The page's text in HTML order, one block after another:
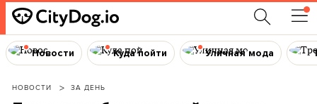
Новости Куда пойти Уличная мода
НОВОСТИ ЗА ДЕНЬ